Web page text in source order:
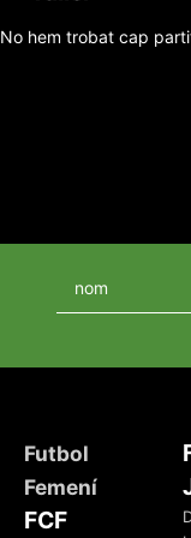
No hem trobat cap
Futbol
Femení
FCF